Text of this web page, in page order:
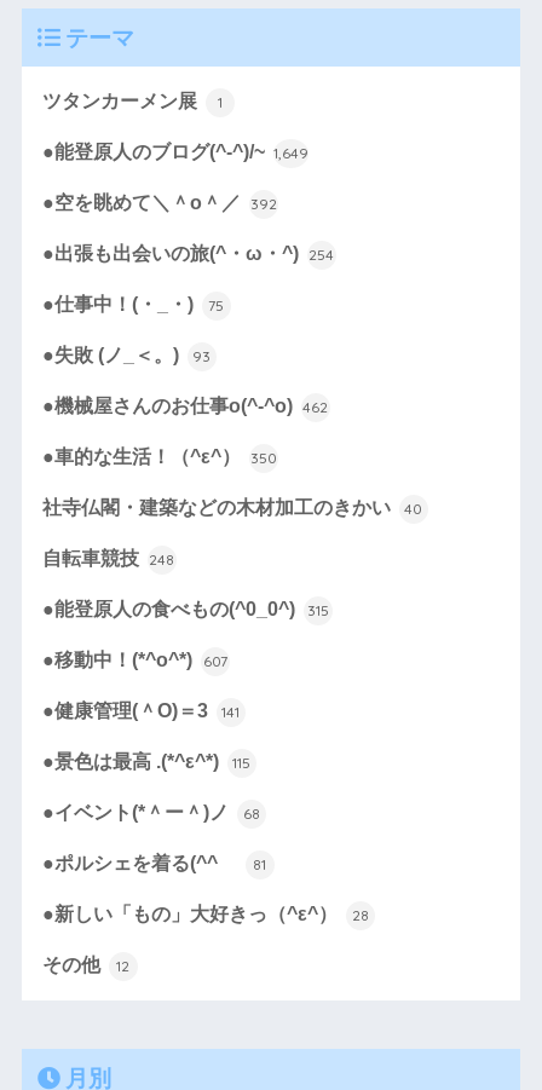
テーマ
ツタンカーメン展 1
●能登原人のブログ(^-^)/~ 1,649
●空を眺めて＼＾o＾／ 392
●出張も出会いの旅(^・ω・^) 254
●仕事中！(・_・) 75
●失敗 (ノ_＜。) 93
●機械屋さんのお仕事o(^-^o) 462
●車的な生活！（^ε^） 350
社寺仏閣・建築などの木材加工のきかい 40
自転車競技 248
●能登原人の食べもの(^0_0^) 315
●移動中！(*^o^*) 607
●健康管理(＾O)＝3 141
●景色は最高 .(*^ε^*) 115
●イベント(*＾ー＾)ノ 68
●ポルシェを着る(^^ゞ 81
●新しい「もの」大好きっ（^ε^） 28
その他 12
月別